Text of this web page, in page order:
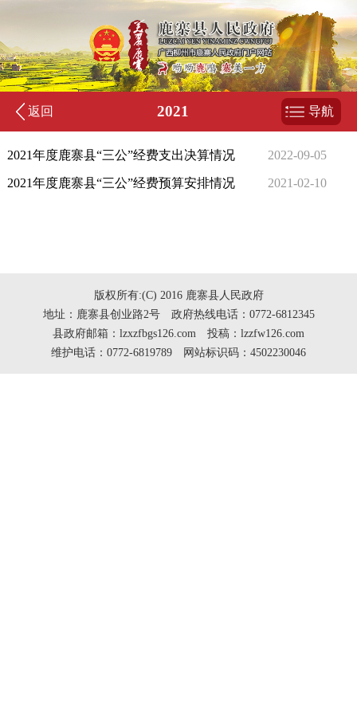
返回 2021 导航
2021年度鹿寨县“三公”经费支出决算情况 2022-09-05
2021年度鹿寨县“三公”经费预算安排情况 2021-02-10
版权所有:(C) 2016 鹿寨县人民政府
地址：鹿寨县创业路2号 政府热线电话：0772-6812345
县政府邮箱：lzxzfbgs126.com 投稿：lzzfw126.com
维护电话：0772-6819789 网站标识码：4502230046